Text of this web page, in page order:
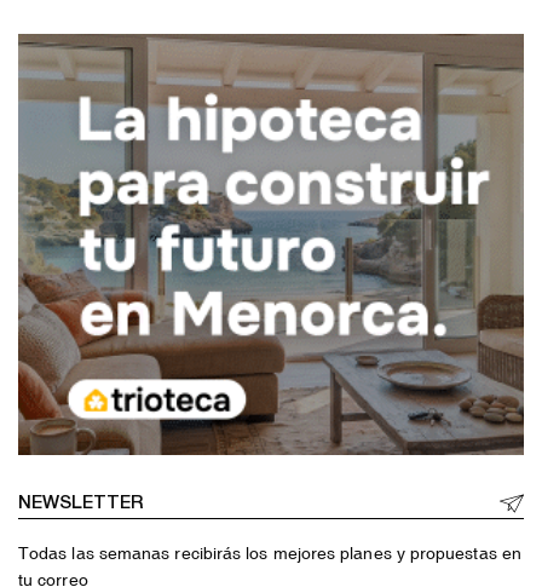
NEWSLETTER
Todas las semanas recibirás los mejores planes y propuestas en
tu correo